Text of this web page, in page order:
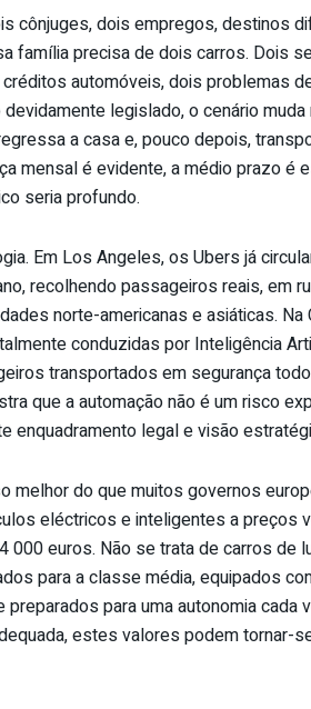
cônjuges, dois empregos, destinos
família precisa de dois carros. Dois
automóveis, dois problemas
legislado, o cenário muda
a casa e, pouco depois,
mensal é evidente, a médio prazo é
seria profundo.
Em Los Angeles, os Ubers já
recolhendo passageiros reais, em
norte-americanas e asiáticas. Na
conduzidas por Inteligência
transportados em segurança
que a automação não é um risco
enquadramento legal e visão
melhor do que muitos governos
eléctricos e inteligentes a preços
euros. Não se trata de carros de
para a classe média, equipados
para uma autonomia cada
estes valores podem tornar-